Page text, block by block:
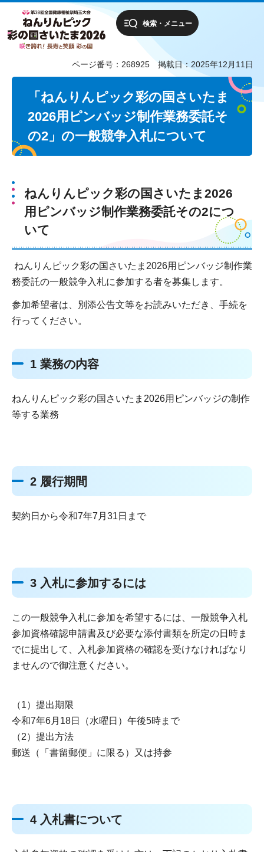
検索・メニュー
ページ番号：268925 掲載日：2025年12月11日
「ねんりんピック彩の国さいたま
2026用ピンバッジ制作業務委託そ
の2」の一般競争入札について
ねんりんピック彩の国さいたま2026
用ピンバッジ制作業務委託その2につ
いて
ねんりんピック彩の国さいたま2026用ピンバッジ制作業
務委託の一般競争入札に参加する者を募集します。
参加希望者は、別添公告文等をお読みいただき、手続を
行ってください。
1 業務の内容
ねんりんピック彩の国さいたま2026用ピンバッジの制作
等する業務
2 履行期間
契約日から令和7年7月31日まで
3 入札に参加するには
この一般競争入札に参加を希望するには、一般競争入札
参加資格確認申請書及び必要な添付書類を所定の日時ま
でに提出して、入札参加資格の確認を受けなければなり
ませんので御注意ください。
（1）提出期限
令和7年6月18日（水曜日）午後5時まで
（2）提出方法
郵送（「書留郵便」に限る）又は持参
4 入札書について